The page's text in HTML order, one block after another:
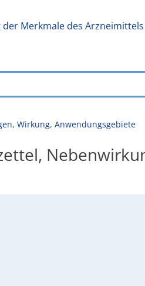
Merkmale des Arzneimittels
Wirkung, Anwendungsgebiete